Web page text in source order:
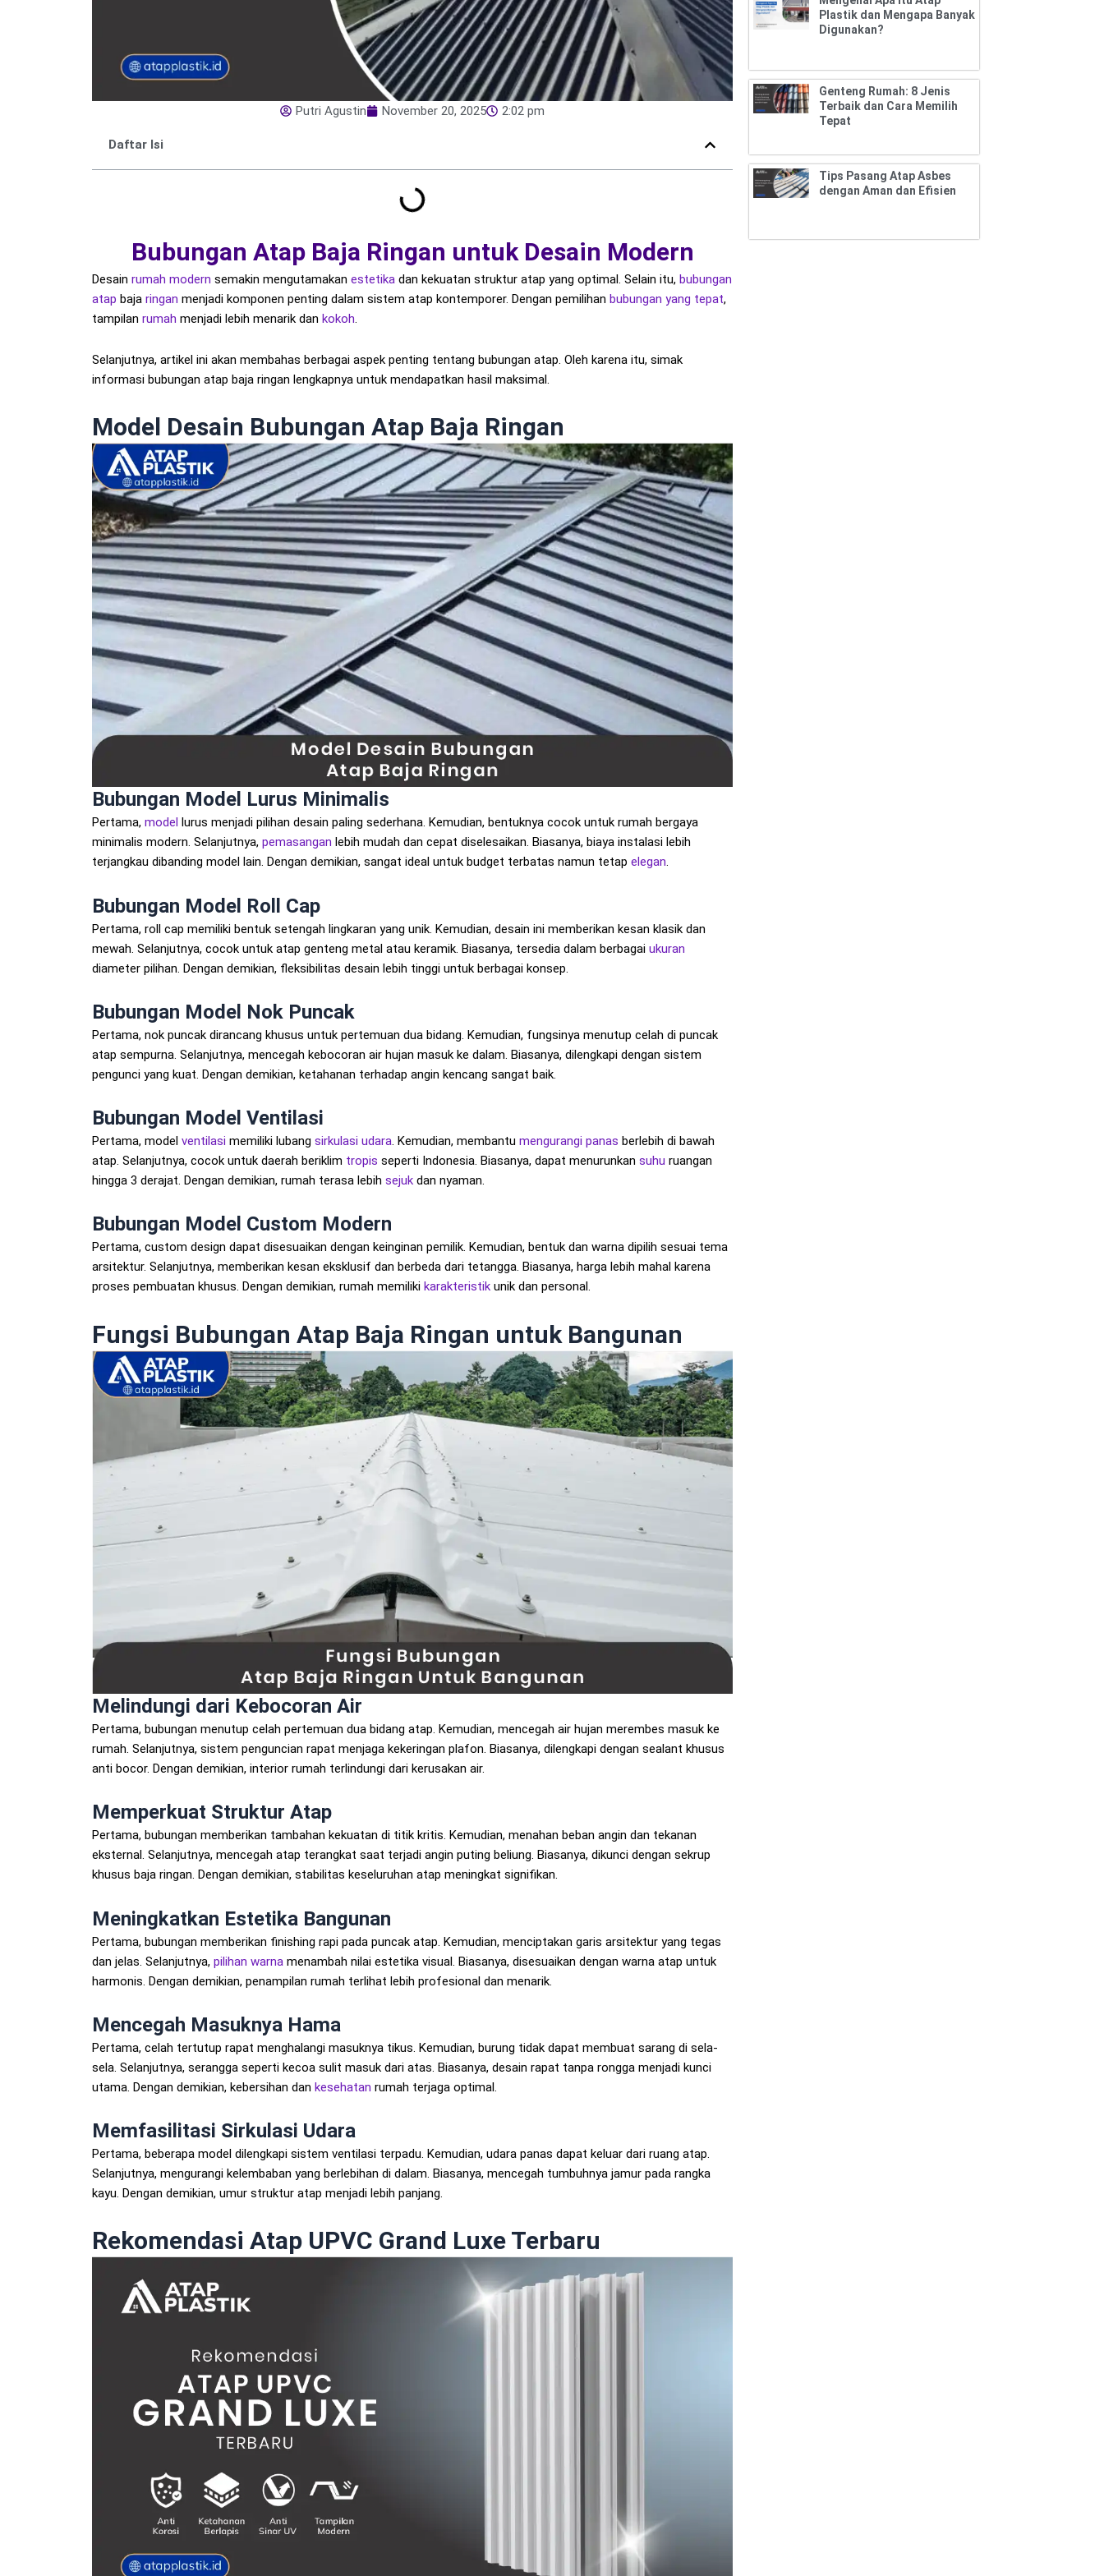
Putri Agustin November 20, 2025 2:02 pm
Daftar Isi
Bubungan Atap Baja Ringan untuk Desain Modern
Desain rumah modern semakin mengutamakan estetika dan kekuatan struktur atap yang optimal. Selain itu, bubungan
atap baja ringan menjadi komponen penting dalam sistem atap kontemporer. Dengan pemilihan bubungan yang tepat,
tampilan rumah menjadi lebih menarik dan kokoh.
Selanjutnya, artikel ini akan membahas berbagai aspek penting tentang bubungan atap. Oleh karena itu, simak
informasi bubungan atap baja ringan lengkapnya untuk mendapatkan hasil maksimal.
Model Desain Bubungan Atap Baja Ringan
Bubungan Model Lurus Minimalis
Pertama, model
lurus menjadi pilihan desain paling sederhana. Kemudian, bentuknya cocok untuk rumah bergaya
minimalis modern. Selanjutnya, pemasangan lebih mudah dan cepat diselesaikan. Biasanya, biaya instalasi lebih
terjangkau dibanding model lain. Dengan demikian, sangat ideal untuk budget terbatas namun tetap elegan.
Bubungan Model Roll Cap
Pertama, roll cap memiliki bentuk setengah lingkaran yang unik. Kemudian, desain ini memberikan kesan klasik dan
mewah. Selanjutnya, cocok untuk atap genteng metal atau keramik. Biasanya, tersedia dalam berbagai ukuran
diameter pilihan. Dengan demikian, fleksibilitas desain lebih tinggi untuk berbagai konsep.
Bubungan Model Nok Puncak
Pertama, nok puncak dirancang khusus untuk pertemuan dua bidang. Kemudian, fungsinya menutup celah di puncak
atap sempurna. Selanjutnya, mencegah kebocoran air hujan masuk ke dalam. Biasanya, dilengkapi dengan sistem
pengunci yang kuat. Dengan demikian, ketahanan terhadap angin kencang sangat baik.
Bubungan Model Ventilasi
Pertama, model ventilasi memiliki lubang sirkulasi udara. Kemudian, membantu mengurangi panas berlebih di bawah
atap. Selanjutnya, cocok untuk daerah beriklim tropis seperti Indonesia. Biasanya, dapat menurunkan suhu ruangan
hingga 3 derajat. Dengan demikian, rumah terasa lebih sejuk dan nyaman.
Bubungan Model Custom Modern
Pertama, custom design dapat disesuaikan dengan keinginan pemilik. Kemudian, bentuk dan warna dipilih sesuai tema
arsitektur. Selanjutnya, memberikan kesan eksklusif dan berbeda dari tetangga. Biasanya, harga lebih mahal karena
proses pembuatan khusus. Dengan demikian, rumah memiliki karakteristik unik dan personal.
Fungsi Bubungan Atap Baja Ringan untuk Bangunan
Melindungi dari Kebocoran Air
Pertama, bubungan menutup celah pertemuan dua bidang atap. Kemudian, mencegah air hujan merembes masuk ke
rumah. Selanjutnya, sistem penguncian rapat menjaga kekeringan plafon. Biasanya, dilengkapi dengan sealant khusus
anti bocor. Dengan demikian, interior rumah terlindungi dari kerusakan air.
Memperkuat Struktur Atap
Pertama, bubungan memberikan tambahan kekuatan di titik kritis. Kemudian, menahan beban angin dan tekanan
eksternal. Selanjutnya, mencegah atap terangkat saat terjadi angin puting beliung. Biasanya, dikunci dengan sekrup
khusus baja ringan. Dengan demikian, stabilitas keseluruhan atap meningkat signifikan.
Meningkatkan Estetika Bangunan
Pertama, bubungan memberikan finishing rapi pada puncak atap. Kemudian, menciptakan garis arsitektur yang tegas
dan jelas. Selanjutnya, pilihan warna menambah nilai estetika visual. Biasanya, disesuaikan dengan warna atap untuk
harmonis. Dengan demikian, penampilan rumah terlihat lebih profesional dan menarik.
Mencegah Masuknya Hama
Pertama, celah tertutup rapat menghalangi masuknya tikus. Kemudian, burung tidak dapat membuat sarang di sela-
sela. Selanjutnya, serangga seperti kecoa sulit masuk dari atas. Biasanya, desain rapat tanpa rongga menjadi kunci
utama. Dengan demikian, kebersihan dan kesehatan rumah terjaga optimal.
Memfasilitasi Sirkulasi Udara
Pertama, beberapa model dilengkapi sistem ventilasi terpadu. Kemudian, udara panas dapat keluar dari ruang atap.
Selanjutnya, mengurangi kelembaban yang berlebihan di dalam. Biasanya, mencegah tumbuhnya jamur pada rangka
kayu. Dengan demikian, umur struktur atap menjadi lebih panjang.
Rekomendasi Atap UPVC Grand Luxe Terbaru
Plastik dan Mengapa Banyak
Digunakan?
Genteng Rumah: 8 Jenis
Terbaik dan Cara Memilih
Tepat
Tips Pasang Atap Asbes
dengan Aman dan Efisien